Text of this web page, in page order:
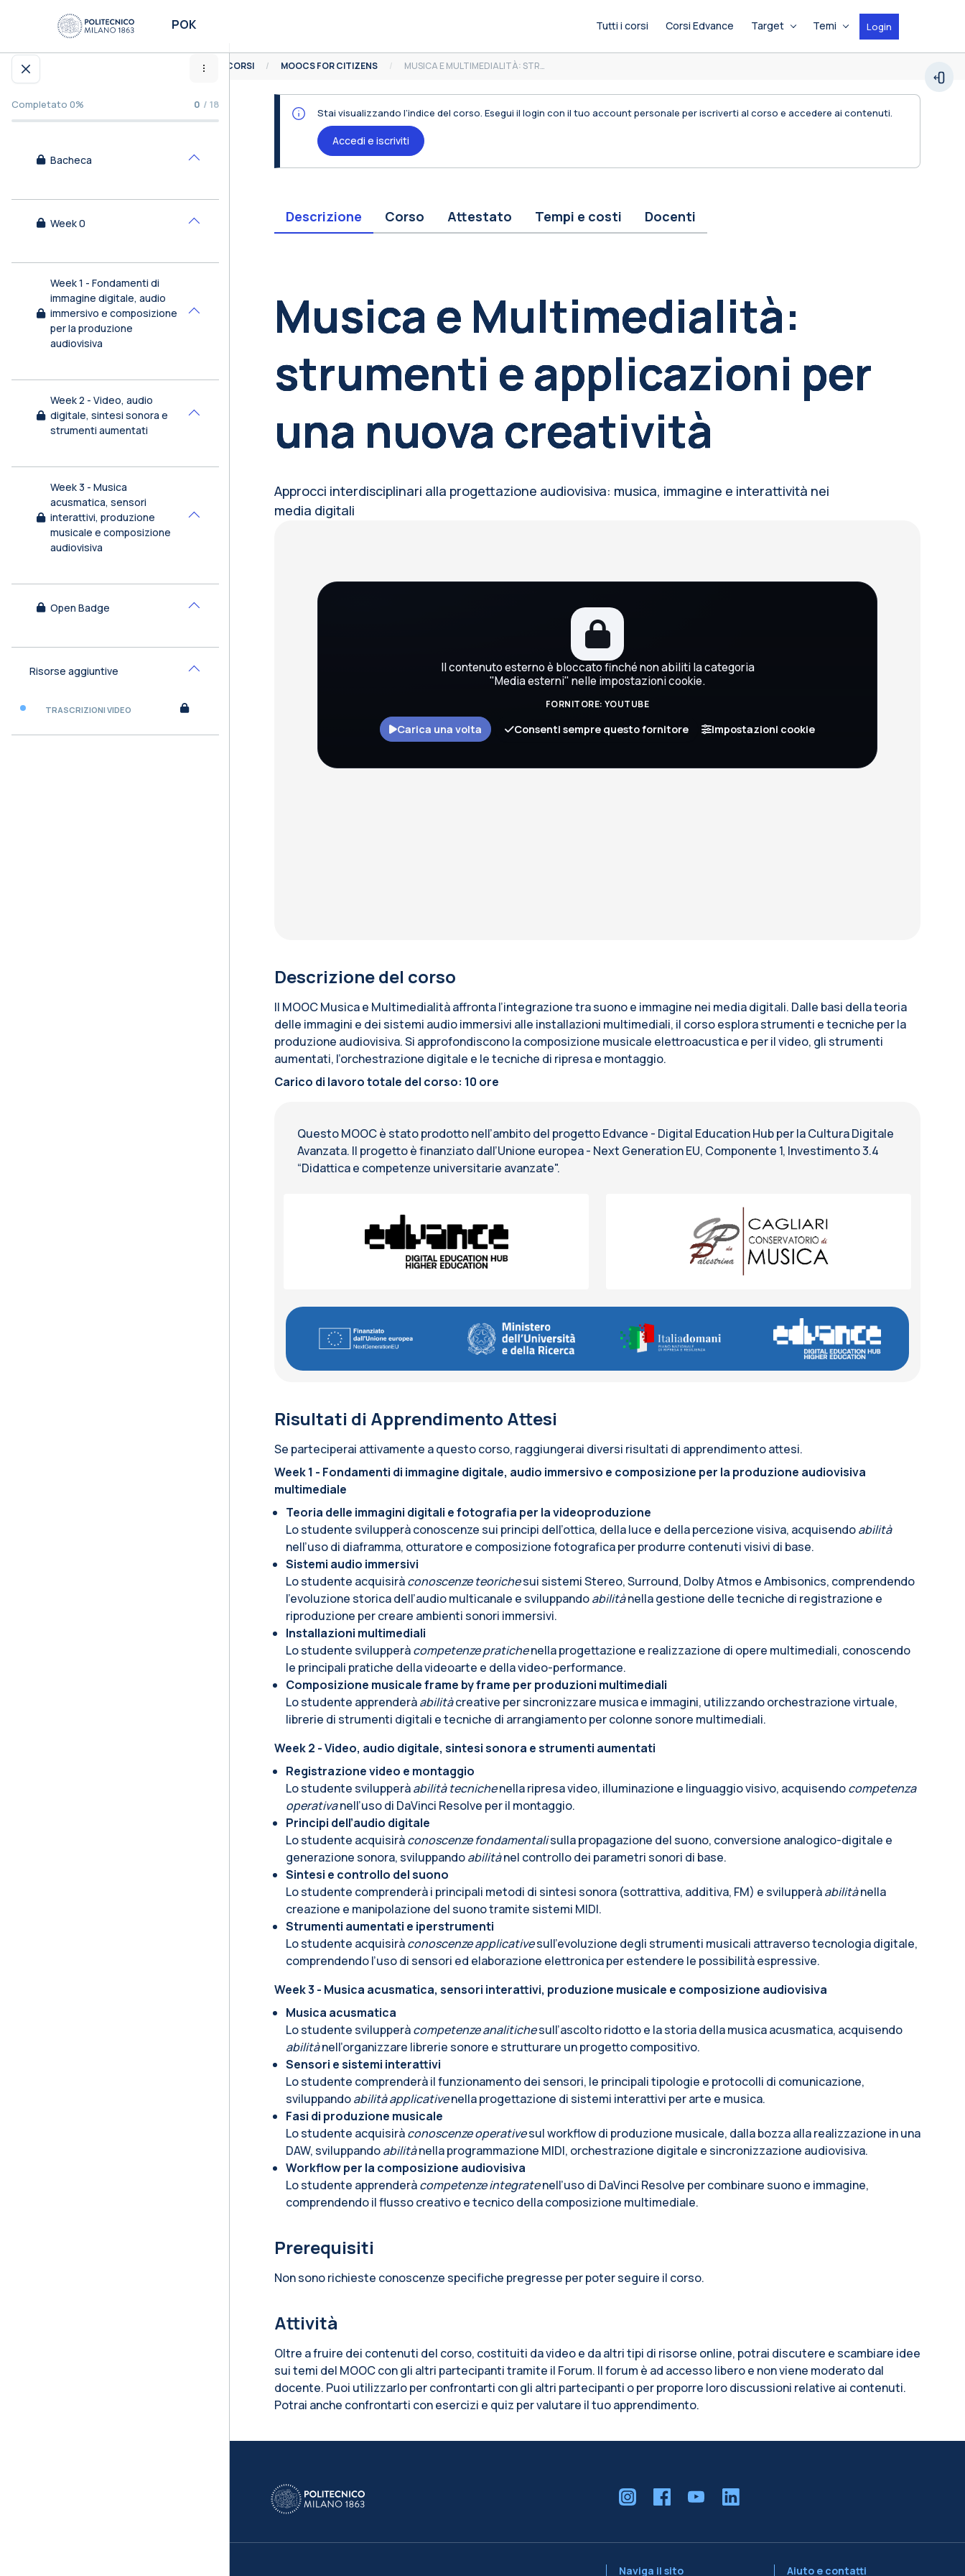
Completato 0% 0 / 18
Bacheca
Week 0
Week 1 - Fondamenti di
immagine digitale, audio
immersivo e composizione
per la produzione
audiovisiva
Week 2 - Video, audio
digitale, sintesi sonora e
strumenti aumentati
Week 3 - Musica
acusmatica, sensori
interattivi, produzione
musicale e composizione
audiovisiva
Open Badge
Risorse aggiuntive
TRASCRIZIONI VIDEO
POK Tutti i corsi Corsi Edvance Target Temi Login
Apri indice del corso
CORSI MOOCS FOR CITIZENS MUSICA E MULTIMEDIALITÀ: STRUMENTI E APPLICAZIONI PER UNA NUOVA CREATIVITÀ
Stai visualizzando l’indice del corso. Esegui il login con il tuo account personale per iscriverti al corso e accedere ai contenuti.
Accedi e iscriviti
Descrizione Corso Attestato Tempi e costi Docenti
Blocchi
Musica e Multimedialità:
strumenti e applicazioni per
una nuova creatività
Approcci interdisciplinari alla progettazione audiovisiva: musica, immagine e interattività nei
media digitali
Il contenuto esterno è bloccato finché non abiliti la categoria
"Media esterni" nelle impostazioni cookie.
FORNITORE: YOUTUBE
Carica una volta Consenti sempre questo fornitore Impostazioni cookie
Descrizione del corso
Il MOOC Musica e Multimedialità affronta l’integrazione tra suono e immagine nei media digitali. Dalle basi della teoria
delle immagini e dei sistemi audio immersivi alle installazioni multimediali, il corso esplora strumenti e tecniche per la
produzione audiovisiva. Si approfondiscono la composizione musicale elettroacustica e per il video, gli strumenti
aumentati, l’orchestrazione digitale e le tecniche di ripresa e montaggio.
Carico di lavoro totale del corso: 10 ore
Questo MOOC è stato prodotto nell’ambito del progetto Edvance - Digital Education Hub per la Cultura Digitale
Avanzata. Il progetto è finanziato dall’Unione europea - Next Generation EU, Componente 1, Investimento 3.4
“Didattica e competenze universitarie avanzate".
Risultati di Apprendimento Attesi
Se parteciperai attivamente a questo corso, raggiungerai diversi risultati di apprendimento attesi.
Week 1 - Fondamenti di immagine digitale, audio immersivo e composizione per la produzione audiovisiva
multimediale
Teoria delle immagini digitali e fotografia per la videoproduzione
Lo studente svilupperà conoscenze sui principi dell’ottica, della luce e della percezione visiva, acquisendoabilità
nell’uso di diaframma, otturatore e composizione fotografica per produrre contenuti visivi di base.
Sistemi audio immersivi
Lo studente acquisiràconoscenze teorichesui sistemi Stereo, Surround, Dolby Atmos e Ambisonics, comprendendo
l’evoluzione storica dell’audio multicanale e sviluppandoabilitànella gestione delle tecniche di registrazione e
riproduzione per creare ambienti sonori immersivi.
Installazioni multimediali
Lo studente svilupperàcompetenze pratichenella progettazione e realizzazione di opere multimediali, conoscendo
le principali pratiche della videoarte e della video-performance.
Composizione musicale frame by frame per produzioni multimediali
Lo studente apprenderàabilitàcreative per sincronizzare musica e immagini, utilizzando orchestrazione virtuale,
librerie di strumenti digitali e tecniche di arrangiamento per colonne sonore multimediali.
Week 2 - Video, audio digitale, sintesi sonora e strumenti aumentati
Registrazione video e montaggio
Lo studente svilupperàabilità tecnichenella ripresa video, illuminazione e linguaggio visivo, acquisendocompetenza
operativanell’uso di DaVinci Resolve per il montaggio.
Principi dell’audio digitale
Lo studente acquisiràconoscenze fondamentalisulla propagazione del suono, conversione analogico-digitale e
generazione sonora, sviluppandoabilitànel controllo dei parametri sonori di base.
Sintesi e controllo del suono
Lo studente comprenderà i principali metodi di sintesi sonora (sottrattiva, additiva, FM) e svilupperàabilitànella
creazione e manipolazione del suono tramite sistemi MIDI.
Strumenti aumentati e iperstrumenti
Lo studente acquisiràconoscenze applicativesull’evoluzione degli strumenti musicali attraverso tecnologia digitale,
comprendendo l’uso di sensori ed elaborazione elettronica per estendere le possibilità espressive.
Week 3 - Musica acusmatica, sensori interattivi, produzione musicale e composizione audiovisiva
Musica acusmatica
Lo studente svilupperàcompetenze analitichesull’ascolto ridotto e la storia della musica acusmatica, acquisendo
abilitànell’organizzare librerie sonore e strutturare un progetto compositivo.
Sensori e sistemi interattivi
Lo studente comprenderà il funzionamento dei sensori, le principali tipologie e protocolli di comunicazione,
sviluppandoabilità applicativenella progettazione di sistemi interattivi per arte e musica.
Fasi di produzione musicale
Lo studente acquisiràconoscenze operativesul workflow di produzione musicale, dalla bozza alla realizzazione in una
DAW, sviluppandoabilitànella programmazione MIDI, orchestrazione digitale e sincronizzazione audiovisiva.
Workflow per la composizione audiovisiva
Lo studente apprenderàcompetenze integratenell’uso di DaVinci Resolve per combinare suono e immagine,
comprendendo il flusso creativo e tecnico della composizione multimediale.
Prerequisiti
Non sono richieste conoscenze specifiche pregresse per poter seguire il corso.
Attività
Oltre a fruire dei contenuti del corso, costituiti da video e da altri tipi di risorse online, potrai discutere e scambiare idee
sui temi del MOOC con gli altri partecipanti tramite il Forum. Il forum è ad accesso libero e non viene moderato dal
docente. Puoi utilizzarlo per confrontarti con gli altri partecipanti o per proporre loro discussioni relative ai contenuti.
Potrai anche confrontarti con esercizi e quiz per valutare il tuo apprendimento.
Naviga il sito Aiuto e contatti